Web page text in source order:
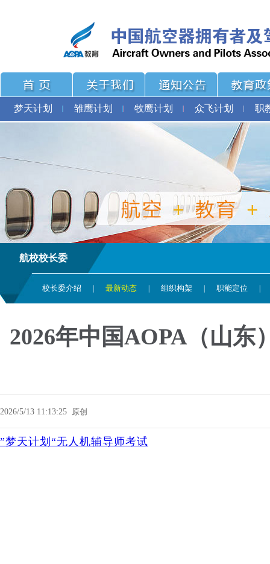
梦天计划 雏鹰计划 牧鹰计划 众飞计划 职
航校校长委
校长委介绍 最新动态 组织构架 职能定位
2026年中国AOPA（山东
2026/5/13 11:13:25 原创
”梦天计划“无人机辅导师考试